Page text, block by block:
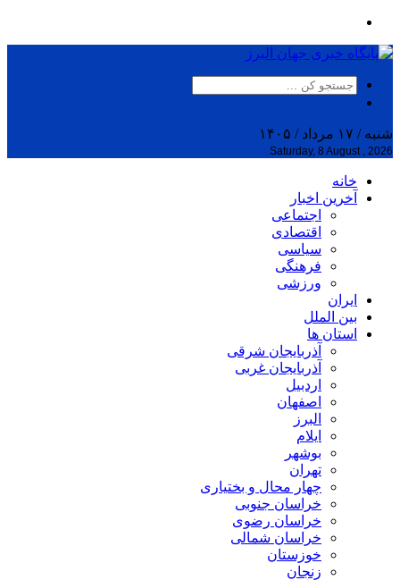
شنبه / ۱۷ مرداد / ۱۴۰۵
Saturday, 8 August , 2026
خانه
آخرین اخبار
اجتماعی
اقتصادی
سیاسی
فرهنگی
ورزشی
ایران
بین الملل
استان ها
آذربایجان شرقی
آذربایجان غربی
اردبیل
اصفهان
البرز
ایلام
بوشهر
تهران
چهار محال و بختیاری
خراسان جنوبی
خراسان رضوی
خراسان شمالی
خوزستان
زنجان